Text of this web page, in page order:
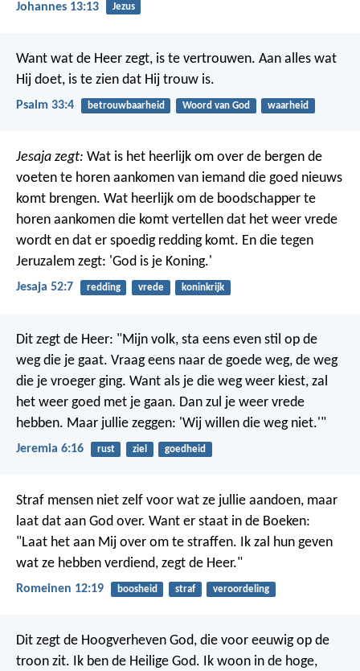
Johannes 13:13 Jezus
Want wat de Heer zegt, is te vertrouwen. Aan alles wat
Hij doet, is te zien dat Hij trouw is.
Psalm 33:4 betrouwbaarheid Woord van God waarheid
Jesaja zegt: Wat is het heerlijk om over de bergen de
voeten te horen aankomen van iemand die goed nieuws
komt brengen. Wat heerlijk om de boodschapper te
horen aankomen die komt vertellen dat het weer vrede
wordt en dat er spoedig redding komt. En die tegen
Jeruzalem zegt: 'God is je Koning.'
Jesaja 52:7 redding vrede koninkrijk
Dit zegt de Heer: "Mijn volk, sta eens even stil op de
weg die je gaat. Vraag eens naar de goede weg, de weg
die je vroeger ging. Want als je die weg weer kiest, zal
het weer goed met je gaan. Dan zul je weer vrede
hebben. Maar jullie zeggen: 'Wij willen die weg niet.'"
Jeremia 6:16 rust ziel goedheid
Straf mensen niet zelf voor wat ze jullie aandoen, maar
laat dat aan God over. Want er staat in de Boeken:
"Laat het aan Mij over om te straffen. Ik zal hun geven
wat ze hebben verdiend, zegt de Heer."
Romeinen 12:19 boosheid straf veroordeling
Dit zegt de Hoogverheven God, die voor eeuwig op de
troon zit. Ik ben de Heilige God. Ik woon in de hoge,